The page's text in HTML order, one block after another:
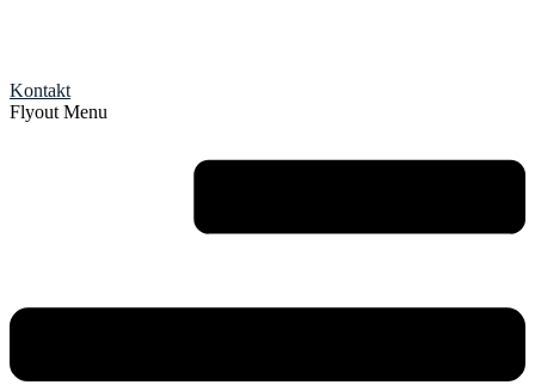
Kontakt
Flyout Menu